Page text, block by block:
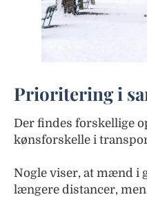
Prioritering i
Der findes forskellige
kønsforskelle i
Nogle viser, at mænd i
længere distancer,